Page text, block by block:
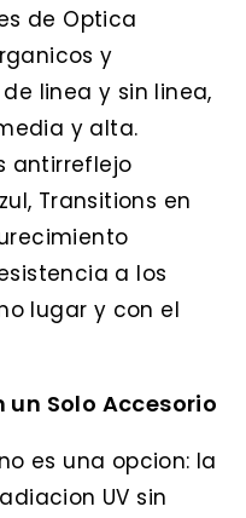
de Optica
y
linea y sin linea,
y alta.
antirreflejo
Transitions en
a los
lugar y con el
un Solo Accesorio
es una opcion: la
UV sin